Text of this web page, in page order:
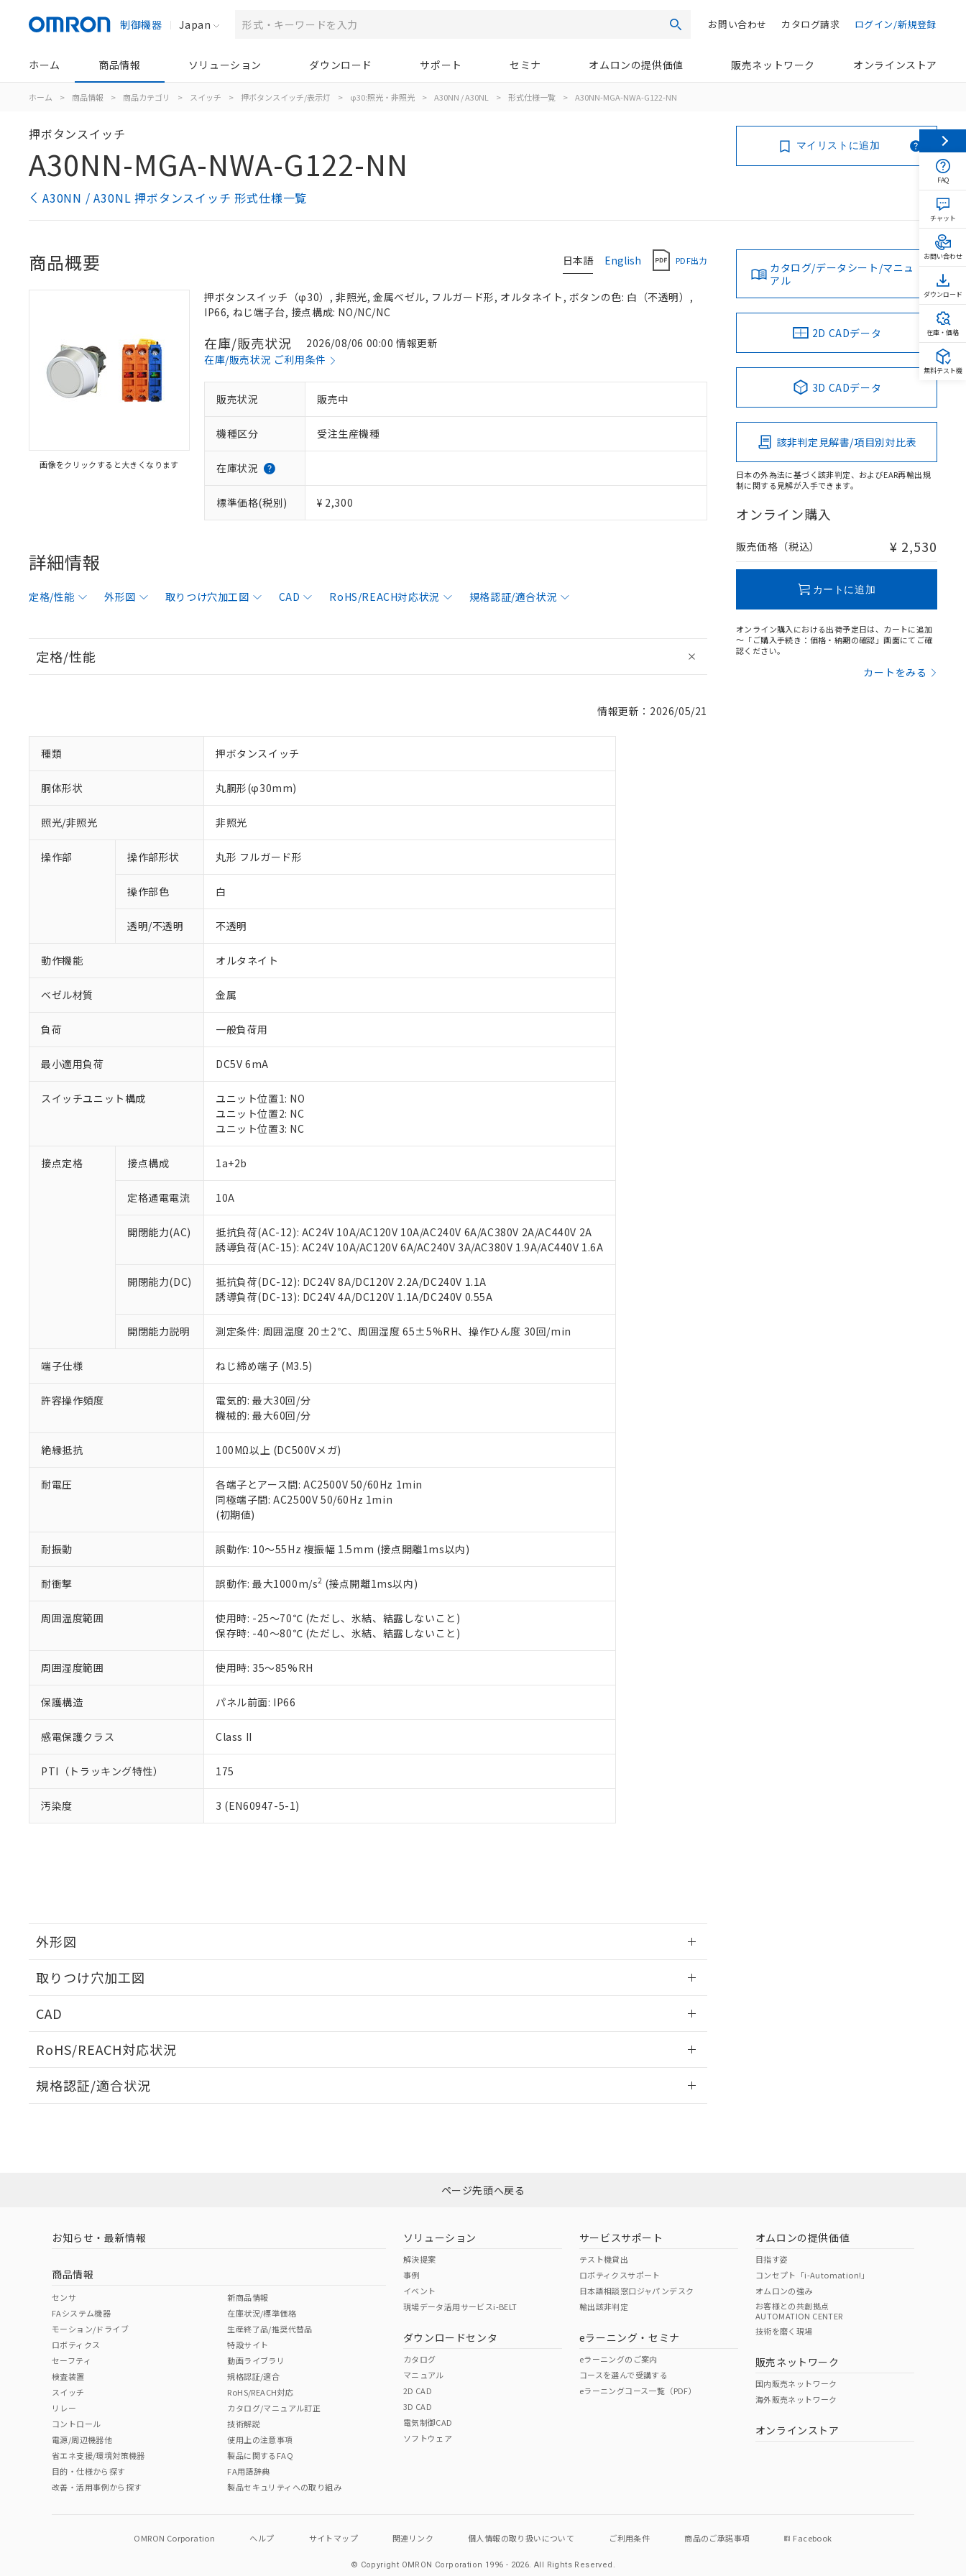
制御機器 Japan 検索 ログイン/新規登録
カタログ請求
お問い合わせ
ホーム 商品情報 ソリューション ダウンロード サポート セミナ オムロンの提供価値 販売ネットワーク オンラインストア
ホーム > 商品情報 > 商品カテゴリ > スイッチ > 押ボタンスイッチ/表示灯 > φ30:照光・非照光 > A30NN / A30NL > 形式仕様一覧 > A30NN-MGA-NWA-G122-NN
押ボタンスイッチ
A30NN-MGA-NWA-G122-NN
A30NN / A30NL 押ボタンスイッチ 形式仕様一覧
マイリストに追加
日本語 English PDF出力
商品概要
画像をクリックすると大きくなります
押ボタンスイッチ（φ30）, 非照光, 金属ベゼル, フルガード形, オルタネイト, ボタンの色: 白（不透明）,
IP66, ねじ端子台, 接点構成: NO/NC/NC
在庫/販売状況
2026/08/06 00:00 情報更新
在庫/販売状況 ご利用条件
販売状況 販売中
機種区分 受注生産機種
在庫状況
標準価格(税別) ¥ 2,300
詳細情報
定格/性能 外形図 取りつけ穴加工図 CAD RoHS/REACH対応状況 規格認証/適合状況
定格/性能
情報更新：2026/05/21
種類 押ボタンスイッチ
胴体形状 丸胴形(φ30mm)
照光/非照光 非照光
操作部 操作部形状 丸形 フルガード形
操作部色 白
透明/不透明 不透明
動作機能 オルタネイト
ベゼル材質 金属
負荷 一般負荷用
最小適用負荷 DC5V 6mA
スイッチユニット構成
ユニット位置1: NO
ユニット位置2: NC
ユニット位置3: NC
接点定格 接点構成 1a+2b
定格通電電流 10A
開閉能力(AC)
抵抗負荷(AC-12): AC24V 10A/AC120V 10A/AC240V 6A/AC380V 2A/AC440V 2A
誘導負荷(AC-15): AC24V 10A/AC120V 6A/AC240V 3A/AC380V 1.9A/AC440V 1.6A
開閉能力(DC)
抵抗負荷(DC-12): DC24V 8A/DC120V 2.2A/DC240V 1.1A
誘導負荷(DC-13): DC24V 4A/DC120V 1.1A/DC240V 0.55A
開閉能力説明 測定条件: 周囲温度 20±2℃、周囲湿度 65±5%RH、操作ひん度 30回/min
端子仕様 ねじ締め端子 (M3.5)
許容操作頻度
電気的: 最大30回/分
機械的: 最大60回/分
絶縁抵抗 100MΩ以上 (DC500Vメガ)
耐電圧
各端子とアース間: AC2500V 50/60Hz 1min
同極端子間: AC2500V 50/60Hz 1min
(初期値)
耐振動 誤動作: 10～55Hz 複振幅 1.5mm (接点開離1ms以内)
耐衝撃 誤動作: 最大1000m/s2 (接点開離1ms以内)
周囲温度範囲
使用時: -25～70℃ (ただし、氷結、結露しないこと)
保存時: -40～80℃ (ただし、氷結、結露しないこと)
周囲湿度範囲 使用時: 35～85%RH
保護構造 パネル前面: IP66
感電保護クラス Class II
PTI（トラッキング特性） 175
汚染度 3 (EN60947-5-1)
外形図
取りつけ穴加工図
CAD
RoHS/REACH対応状況
EU RoHS 注意事項・凡例
ダウンロードはこちら
中国 RoHS 注意事項・凡例
中国 RoHS表
Pb Hg Cr(VI)
O O
"対応済み"や非含有の記載がされた商品であっても、流通在庫等で未対応品が混在する可能性があります。
非含有品が必要な際は、弊社営業部門もしくは販売店へお問い合わせください。
規格認証/適合状況
カタログ/データシート/マニュ
アル
2D CADデータ
3D CADデータ
該非判定見解書/項目別対比表
日本の外為法に基づく該非判定、およびEAR再輸出規
制に関する見解が入手できます。
オンライン購入
販売価格（税込） ¥ 2,530
カートに追加
オンライン購入における出荷予定日は、カートに追加
～「ご購入手続き：価格・納期の確認」画面にてご確
認ください。
カートをみる
ご利用条件
以下の条件をお読みいただき、同意のうえご利用ください。
本サービスは、当社制御機器事業取扱商品の当社在庫状況および標準価格(税抜)を提供させていただ
くものです。
当社制御機器事業取扱商品の中には、本サービスの対象外となる商品もあることをご了承ください。
のであり、閲覧された時点での実際の在庫および標準価格とは異なる場合があることをご了承くださ
い。
正式な納期状況および標準価格はお客様のお取引先、またはお客様担当のオムロン制御機器販売店・
当社販売員にご相談ください。
オムロン制御機器販売店や当社販売拠点は「販売ネットワーク
」をご確認ください。
在庫状況および標準価格結果を当社の事前の承諾なく第三者に漏洩または開示しないようお願いしま
マイパーツ機能（部品リスト作成サービス）をご利用いただくには、I-Webメンバーズにご登録され
ている必要があります。
お客様が当ウェブサイト上で当社にご登録された部品リストについて、当社および当社の共同利用者
さい。
※当社の共同利用者とは、"個人情報の共同利用に関して"
の「1.共同利用者の範囲」に記載されて
いる法人を指します。
※1 対応状況
対応済み：EU RoHS指令（10物質）の非含有に対応した製品が提供可能な商品です。
対応予定：EU RoHS指令（10物質）の非含有に対応した製品に切り替える予定のある商品です。
対応予定なし：EU RoHS指令（10物質）の非含有に非対応の商品で、対応品を出す予定はありません。
非該当品：ライセンス料など無形物で、有害物質有無と関係のない商品です。
仕入先様の事情により、非含有部品としていたものが、含有品と判明した場合などやむを得ず変更すること
があります。
*EU RoHS指令（10物質）：
鉛(Pb) 1000ppm以下、 水銀(Hg) 1000ppm以下、 カドミウム(Cd) 100ppm以下、
六価クロム(Cr(Ⅵ)) 1000ppm以下、ポリ臭化ビフェニル類(PBB) 1000ppm以下、ポリ臭化ジフェニルエーテル類(PBDE) 1000ppm以下、
但し、RoHS指令で産業用監視および制御機器に対する適用除外項目は除く。
フタル酸エステル類の４物質については閾値を超える意図的な使用がないことを確認しています。
※2 対応予定月
部品在庫の切り替え状況などにより、予定月が前後することがあります。
※3 非含有証明書ダウンロード
下記の非含有証明書をダウンロードすることができます。
EU RoHS指令（10物質）の非含有証明書
51物質の非含有証明書（当社基準）
※本証明書は発行日時点で非含有を証明するもので、過去に遡って非含有を証明するものではありません。
また、RoHS指令のフタル酸エステル類４物質の対応では、対応完了までの期間は出荷製品に未対応品が
混在することから備考欄に対応日を記載しておりました。
り割愛しております。
※1 中国RoHS○×表
「－」：未確認です。当社販売部門へお問い合わせください。
*中国RoHS10物質の基準値 (GB/T26572)：
Pb(鉛) :1000ppm、 Hg(水銀) : 1000ppm、 Cd(カドミウム) : 100ppm、
Cr(Ⅵ)(六価クロム) : 1000ppm、 PBBs(ポリ臭化ビフェニル類) : 1000ppm、 PBDEs(ポリ臭化ジフェニルエーテル類) : 1000ppm、
DBP(フタル酸ジブチル) : 1000ppm、 DIBP(フタル酸ジイソブチル) : 1000ppm、 BBP(フタル酸ブチルベンジル) : 1000ppm、
DEHP(フタル酸ビス(2-エチルヘキシル)) : 1000ppm
※2 環境保護使用期限
「ｅ」：有害物質（10物質）のすべてが基準値以下であることを示します。
「10」：通常の使用状況下において有害物質が外部に漏えいし、環境に深刻な影響を及ぼさない年数を意
味します。
当社は、これら貴社製品のうち、外国為替および外国貿易法に定める商品（以下｢規制貨物等」とい
う）を輸出または国外への提供する場合は、日本国政府の輸出許可(または役務取引許可)を取得する
当社は規制貨物を破棄する場合は、完全に破砕するなど、違法に輸出されないよう必要な手段を講じ
ます。
当社は貴社製品を、核兵器、ミサイル、化学兵器、生物兵器またはその他武器並びにこれらの製造装
当社は、貴社製品を第三者に販売する場合は、上記1、2および3の内容を当該第三者に通知します。
また当社は、販売先および販売に係わる関係者が違法に輸出するおそれがある場合は、取り引きをい
たしません。
記
号
説明
○ 一定数以上の在庫あり
△ 一定数には満たないが在庫あり
－
在庫なし(最新の在庫状況については、お客様のお取引先、またはお客様担当のオムロン制御
機器販売店・当社販売員にご確認ください)
空
白
受注生産機種、また在庫状況の情報を公開していない機種
ページ先頭へ戻る
お知らせ・最新情報
商品情報
センサ
FAシステム機器
モーション/ドライブ
ロボティクス
セーフティ
検査装置
スイッチ
リレー
コントロール
電源/周辺機器他
省エネ支援/環境対策機器
目的・仕様から探す
改善・活用事例から探す
新商品情報
在庫状況/標準価格
生産終了品/推奨代替品
特設サイト
動画ライブラリ
規格認証/適合
RoHS/REACH対応
カタログ/マニュアル訂正
技術解説
使用上の注意事項
製品に関するFAQ
FA用語辞典
製品セキュリティへの取り組み
ソリューション
解決提案
事例
イベント
現場データ活用サービスi-BELT
ダウンロードセンタ
カタログ
マニュアル
2D CAD
3D CAD
電気制御CAD
ソフトウェア
サービスサポート
テスト機貸出
ロボティクスサポート
日本語相談窓口ジャパンデスク
輸出該非判定
eラーニング・セミナ
eラーニングのご案内
コースを選んで受講する
eラーニングコース一覧（PDF）
オムロンの提供価値
目指す姿
コンセプト「i-Automation!」
オムロンの強み
お客様との共創拠点
AUTOMATION CENTER
技術を磨く現場
販売ネットワーク
国内販売ネットワーク
海外販売ネットワーク
オンラインストア
OMRON Corporation ヘルプ サイトマップ 関連リンク 個人情報の取り扱いについて ご利用条件 商品のご承諾事項 Facebook
© Copyright OMRON Corporation 1996 - 2026.All Rights Reserved.
FAQ
チャット
お問い合わせ
ダウンロード
在庫・価格
無料テスト機